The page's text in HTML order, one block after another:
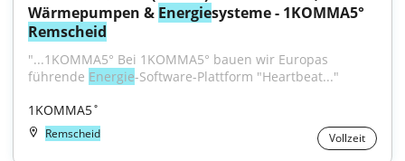
Wärmepumpen & Energie
Remscheid
"...1KOMMA5° Bei 1KOMMA5° bauen wir Europas
führende Energie-Software-Plattform "Heartbeat..."
1KOMMA5˚
Remscheid Vollzeit